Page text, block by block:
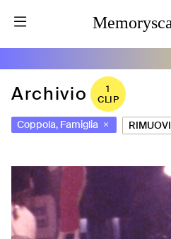
Archivio
1
CLIP
Coppola, Famiglia